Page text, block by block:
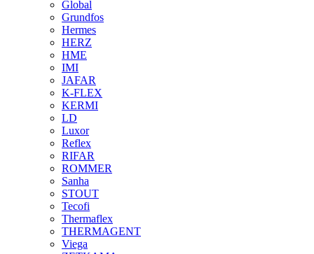
Global
Grundfos
Hermes
HERZ
HME
IMI
JAFAR
K-FLEX
KERMI
LD
Luxor
Reflex
RIFAR
ROMMER
Sanha
STOUT
Tecofi
Thermaflex
THERMAGENT
Viega